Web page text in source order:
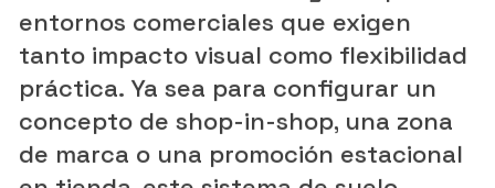
entornos comerciales que exigen
tanto impacto visual como flexibilidad
práctica. Ya sea para configurar un
concepto de shop-in-shop, una zona
de marca o una promoción estacional